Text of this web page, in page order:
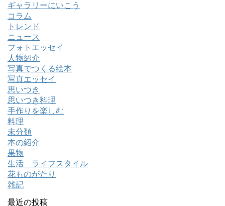
ギャラリーにいこう
コラム
トレンド
ニュース
フォトエッセイ
人物紹介
写真でつくる絵本
写真エッセイ
思いつき
思いつき料理
手作りを楽しむ
料理
未分類
本の紹介
果物
生活 ライフスタイル
花ものがたり
雑記
最近の投稿